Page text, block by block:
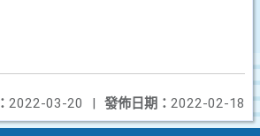
發佈日期： 2022-02-18
2022-03-20 |